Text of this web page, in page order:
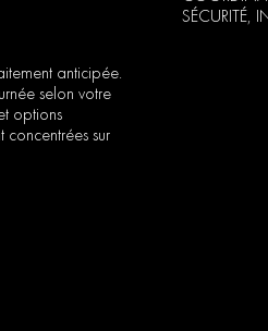
anticipée.
selon votre
options
sur
SÉCURITÉ,